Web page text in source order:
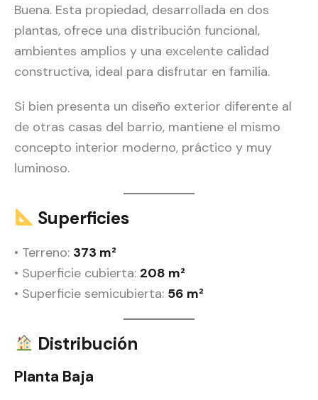
Buena. Esta propiedad, desarrollada en dos
plantas, ofrece una distribución funcional,
ambientes amplios y una excelente calidad
constructiva, ideal para disfrutar en familia.
Si bien presenta un diseño exterior diferente al
de otras casas del barrio, mantiene el mismo
concepto interior moderno, práctico y muy
luminoso.
Superficies
• Terreno: 373 m²
• Superficie cubierta: 208 m²
• Superficie semicubierta: 56 m²
Distribución
Planta Baja